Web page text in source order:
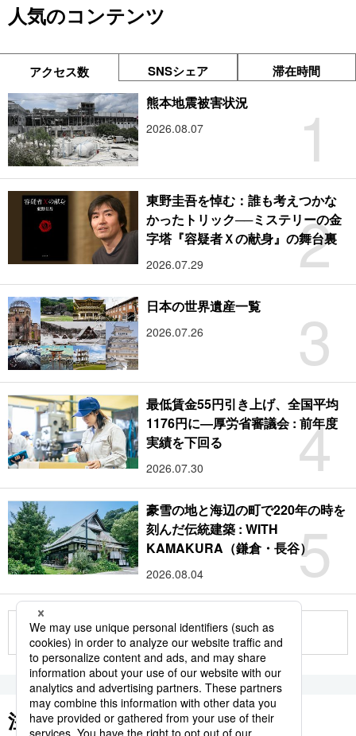
人気のコンテンツ
アクセス数 SNSシェア 滞在時間
1
熊本地震被害状況
2026.08.07
2
東野圭吾を悼む：誰も考えつかな
かったトリック──ミステリーの金
字塔『容疑者Ｘの献身』の舞台裏
2026.07.29
3
日本の世界遺産一覧
2026.07.26
4
最低賃金55円引き上げ、全国平均
1176円に―厚労省審議会 : 前年度
実績を下回る
2026.07.30
5
豪雪の地と海辺の町で220年の時を
刻んだ伝統建築 : WITH
KAMAKURA（鎌倉・長谷）
2026.08.04
もっと見る
注目のキーワード